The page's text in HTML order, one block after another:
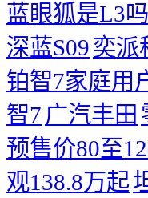
蓝眼狐是L3吗
深蓝S09奕派
铂智7家庭用
智7 广汽丰田
预售价80至
观138.8万起